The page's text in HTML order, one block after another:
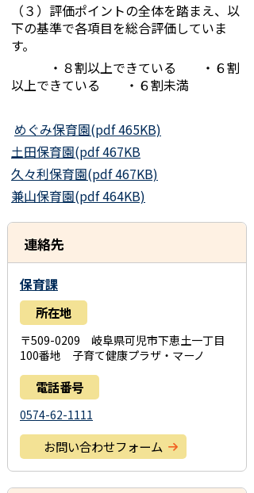
（３）評価ポイントの全体を踏まえ、以
下の基準で各項目を総合評価していま
す。
・８割以上できている ・６割
以上できている ・６割未満
めぐみ保育園(pdf 465KB)
土田保育園(pdf 467KB
久々利保育園(pdf 467KB)
兼山保育園(pdf 464KB)
連絡先
保育課
所在地
〒509-0209 岐阜県可児市下恵土一丁目
100番地 子育て健康プラザ・マーノ
電話番号
0574-62-1111
お問い合わせフォーム